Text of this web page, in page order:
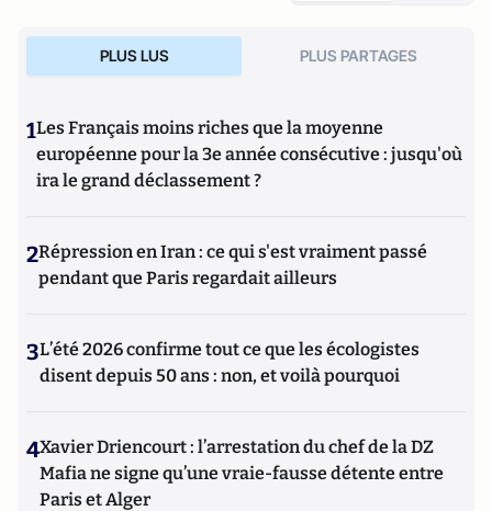
PLUS LUS PLUS PARTAGES
1Les Français moins riches que la moyenne
européenne pour la 3e année consécutive : jusqu'où
ira le grand déclassement ?
2Répression en Iran : ce qui s'est vraiment passé
pendant que Paris regardait ailleurs
3L’été 2026 confirme tout ce que les écologistes
disent depuis 50 ans : non, et voilà pourquoi
4Xavier Driencourt : l’arrestation du chef de la DZ
Mafia ne signe qu’une vraie-fausse détente entre
Paris et Alger